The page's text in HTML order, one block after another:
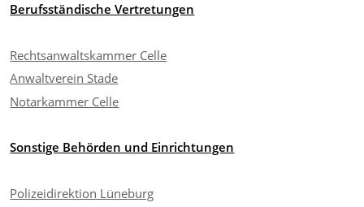
Berufsständische Vertretungen
Rechtsanwaltskammer Celle
Anwaltverein Stade
Notarkammer Celle
Sonstige Behörden und Einrichtungen
Polizeidirektion Lüneburg